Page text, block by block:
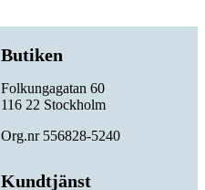
Butiken
Folkungagatan 60
116 22 Stockholm
Org.nr 556828-5240
Kundtjänst